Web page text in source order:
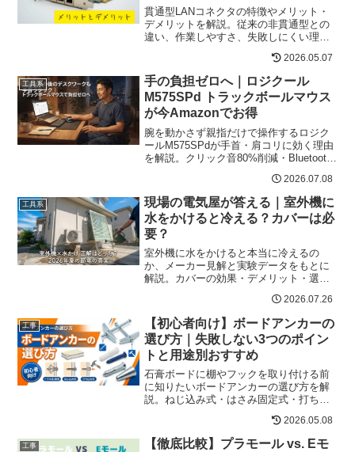
貫通型LANコネクタの特徴やメリット・
デメリットを解説。従来の非貫通型との
違い、作業しやすさ、失敗しにくい理
由、専用工具の必要性や選び方を初心者
2026.05.07
工具系
手の負担ゼロへ｜ロジクール
M575SPd トラックボールマウス
が今Amazonでお得
腕を動かさず親指だけで操作するロジク
ールM575SPdが手首・肩コリに効く理由
を解説。クリック音80%削減・Bluetooth
2026.07.08
工具系
現場の電気屋が答える｜室外機に
水をかけると冷える？カバーは必
要？
室外機に水をかけると本当に冷えるの
か、メーカー見解と実験データをもとに
解説。カバーの効果・デメリット・選び
2026.07.26
工事
【初心者向け】ボードアンカーの
選び方｜失敗しない3つのポイン
トと用途別おすすめ
石膏ボードに棚やフックを取り付ける前
に知りたいボードアンカーの選び方を解
説。ねじ込み式・はさみ固定式・打ち込
い施工ポイントを現場目線で紹介しま
す。
2026.05.08
工事
【徹底比較】プラモール vs. Eモ